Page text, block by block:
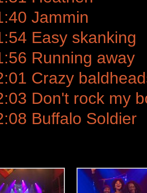
Jammin
Easy skanking
Running away
Crazy
Don't rock my
Buffalo Soldier